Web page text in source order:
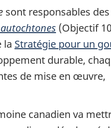
sont responsables
(Objectif
la Stratégie pour un
durable,
de mise en œuvre,
canadien va